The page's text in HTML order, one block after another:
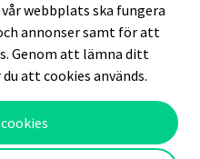
webbplats ska fungera
annonser samt för att
Genom att lämna ditt
att cookies används.